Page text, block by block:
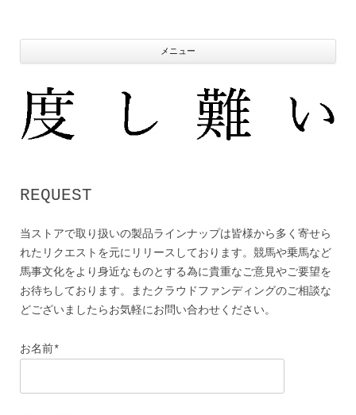
ン
へ
ッ
メニュー
REQUEST
当ストアで取り扱いの製品ラインナップは皆様から多く寄せら
れたリクエストを元にリリースしております。競馬や乗馬など
馬事文化をより身近なものとする為に貴重なご意見やご要望を
お待ちしております。またクラウドファンディングのご相談な
どございましたらお気軽にお問い合わせください。
お名前*